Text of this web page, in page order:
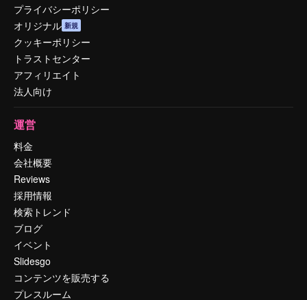
プライバシーポリシー
オリジナル 新規
クッキーポリシー
トラストセンター
アフィリエイト
法人向け
運営
料金
会社概要
Reviews
採用情報
検索トレンド
ブログ
イベント
Slidesgo
コンテンツを販売する
プレスルーム